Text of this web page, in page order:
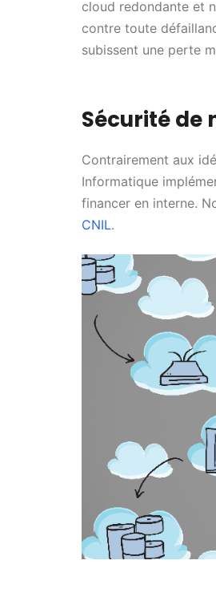
cloud redondante et
contre toute
subissent une perte
Sécurité de
Contrairement aux
Informatique
financer en interne.
CNIL.